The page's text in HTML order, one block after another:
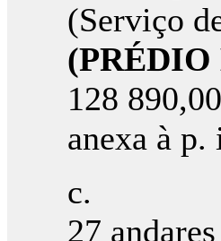
(Serviço
(PRÉDIO
128
anexa à p.
c.
27